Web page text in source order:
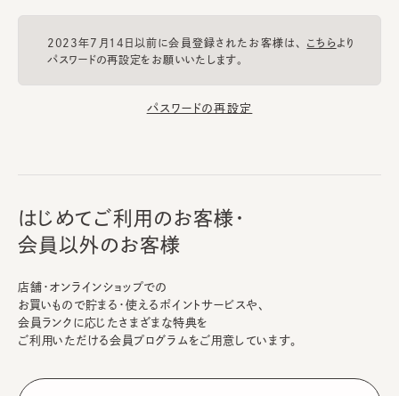
2023年7月14日以前に会員登録されたお客様は、 こちらより
パスワードの再設定をお願いいたします。
パスワードの再設定
はじめてご利用のお客様・
会員以外のお客様
店舗・オンラインショップでの
お買いもので貯まる・使えるポイントサービスや、
会員ランクに応じたさまざまな特典を
ご利用いただける会員プログラムをご用意しています。